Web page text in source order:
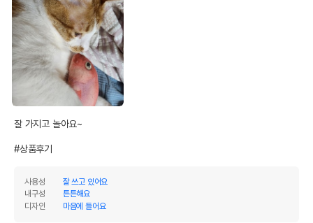
잘 가지고 놀아요~
#상품후기
사용성
잘 쓰고 있어요
내구성
튼튼해요
디자인
마음에 들어요